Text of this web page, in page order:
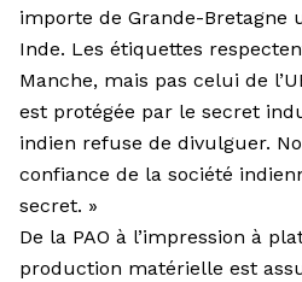
importe de Grande-Bretagne
Inde. Les étiquettes
Manche, mais pas celui de
est protégée par le secret
indien refuse de divulguer.
confiance de la société
secret. »
De la PAO à l’impression à
production matérielle est